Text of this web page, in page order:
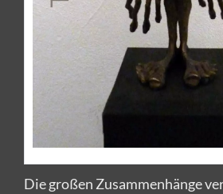
Die großen Zusammenhänge